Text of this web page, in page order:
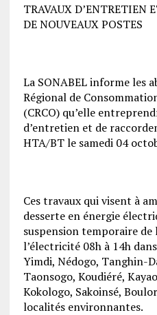
TRAVAUX D’ENTRETIEN
DE NOUVEAUX POSTES
La SONABEL informe les
Régional de
(CRCO) qu’elle
d’entretien et de
HTA/BT le samedi 04
Ces travaux qui visent à
desserte en énergie
suspension temporaire
l’électricité 08h à 14h
Yimdi, Nédogo, Tanghin-
Taonsogo, Koudiéré,
Kokologo, Sakoinsé,
localités environnantes.